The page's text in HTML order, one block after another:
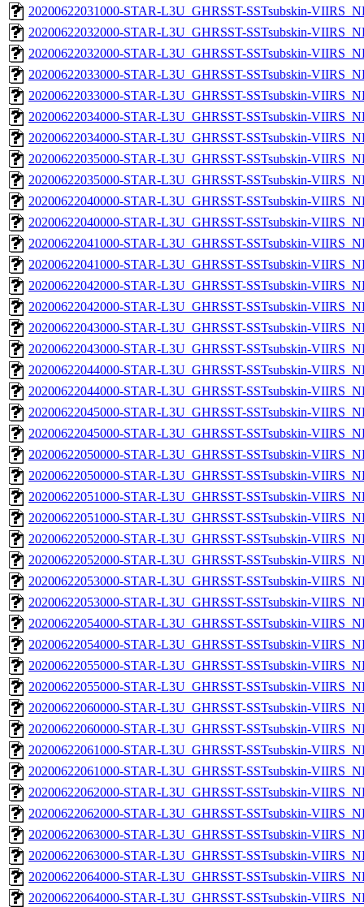
20200622031000-STAR-L3U_GHRSST-SSTsubskin-
20200622032000-STAR-L3U_GHRSST-SSTsubskin-
20200622032000-STAR-L3U_GHRSST-SSTsubskin-
20200622033000-STAR-L3U_GHRSST-SSTsubskin-
20200622033000-STAR-L3U_GHRSST-SSTsubskin-
20200622034000-STAR-L3U_GHRSST-SSTsubskin-
20200622034000-STAR-L3U_GHRSST-SSTsubskin-
20200622035000-STAR-L3U_GHRSST-SSTsubskin-
20200622035000-STAR-L3U_GHRSST-SSTsubskin-
20200622040000-STAR-L3U_GHRSST-SSTsubskin-
20200622040000-STAR-L3U_GHRSST-SSTsubskin-
20200622041000-STAR-L3U_GHRSST-SSTsubskin-
20200622041000-STAR-L3U_GHRSST-SSTsubskin-
20200622042000-STAR-L3U_GHRSST-SSTsubskin-
20200622042000-STAR-L3U_GHRSST-SSTsubskin-
20200622043000-STAR-L3U_GHRSST-SSTsubskin-
20200622043000-STAR-L3U_GHRSST-SSTsubskin-
20200622044000-STAR-L3U_GHRSST-SSTsubskin-
20200622044000-STAR-L3U_GHRSST-SSTsubskin-
20200622045000-STAR-L3U_GHRSST-SSTsubskin-
20200622045000-STAR-L3U_GHRSST-SSTsubskin-
20200622050000-STAR-L3U_GHRSST-SSTsubskin-
20200622050000-STAR-L3U_GHRSST-SSTsubskin-
20200622051000-STAR-L3U_GHRSST-SSTsubskin-
20200622051000-STAR-L3U_GHRSST-SSTsubskin-
20200622052000-STAR-L3U_GHRSST-SSTsubskin-
20200622052000-STAR-L3U_GHRSST-SSTsubskin-
20200622053000-STAR-L3U_GHRSST-SSTsubskin-
20200622053000-STAR-L3U_GHRSST-SSTsubskin-
20200622054000-STAR-L3U_GHRSST-SSTsubskin-
20200622054000-STAR-L3U_GHRSST-SSTsubskin-
20200622055000-STAR-L3U_GHRSST-SSTsubskin-
20200622055000-STAR-L3U_GHRSST-SSTsubskin-
20200622060000-STAR-L3U_GHRSST-SSTsubskin-
20200622060000-STAR-L3U_GHRSST-SSTsubskin-
20200622061000-STAR-L3U_GHRSST-SSTsubskin-
20200622061000-STAR-L3U_GHRSST-SSTsubskin-
20200622062000-STAR-L3U_GHRSST-SSTsubskin-
20200622062000-STAR-L3U_GHRSST-SSTsubskin-
20200622063000-STAR-L3U_GHRSST-SSTsubskin-
20200622063000-STAR-L3U_GHRSST-SSTsubskin-
20200622064000-STAR-L3U_GHRSST-SSTsubskin-
20200622064000-STAR-L3U_GHRSST-SSTsubskin-